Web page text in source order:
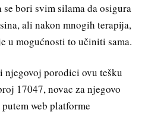
bori svim silama da osigura
ali nakon mnogih terapija,
u mogućnosti to učiniti sama.
porodici ovu tešku
17047, novac za njegovo
web platforme